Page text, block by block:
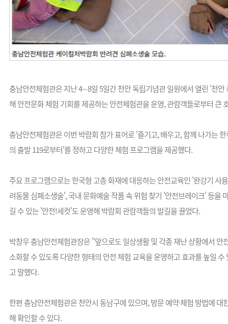
충남안전체험관은 지난 4∼8일 5일간 천안 독립기념관 일원에서 열린 '천안
해 안전문화 체험 기회를 제공하는 안전체험관을 운영, 관람객들로부터 큰
충남안전체험관은 이번 박람회 참가 표어로 '즐기고, 배우고, 함께 나가는
의 출발 119로부터'를 정하고 다양한 체험 프로그램을 제공했다.
주요 프로그램으로는 한국형 고층 화재에 대응하는 안전교육인 '완강기 사
려동물 심폐소생술', 국내 문화예술 작품 속 위험 찾기 '안전브레이크' 등을
길 수 있는 '안전!세컷'도 운영해 박람회 관람객들의 발길을 끌었다.
박창우 충남안전체험관장은 "앞으로도 일상생활 및 각종 재난 상황에서 안
소화할 수 있도록 다양한 형태의 안전 체험 교육을 운영하고 효과를 높일
고 말했다.
한편 충남안전체험관은 천안시 동남구에 있으며, 방문 예약·체험 방법에 대
해 확인할 수 있다.